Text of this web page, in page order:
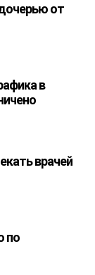
от
в
врачей
по